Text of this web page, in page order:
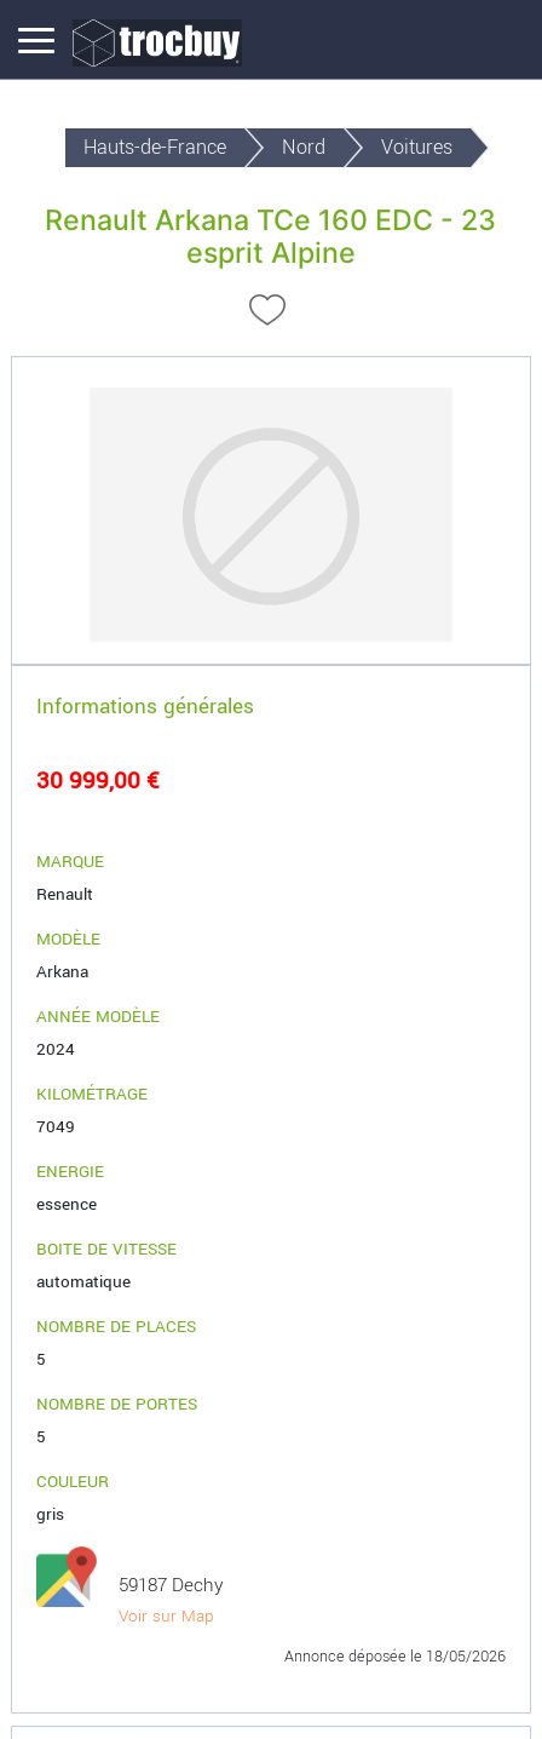
Hauts-de-France Nord Voitures
Renault Arkana TCe 160 EDC - 23
esprit Alpine
Informations générales
30 999,00 €
MARQUE
Renault
MODÈLE
Arkana
ANNÉE MODÈLE
2024
KILOMÉTRAGE
7049
ENERGIE
essence
BOITE DE VITESSE
automatique
NOMBRE DE PLACES
5
NOMBRE DE PORTES
5
COULEUR
gris
59187 Dechy
Voir sur Map
Annonce déposée le 18/05/2026